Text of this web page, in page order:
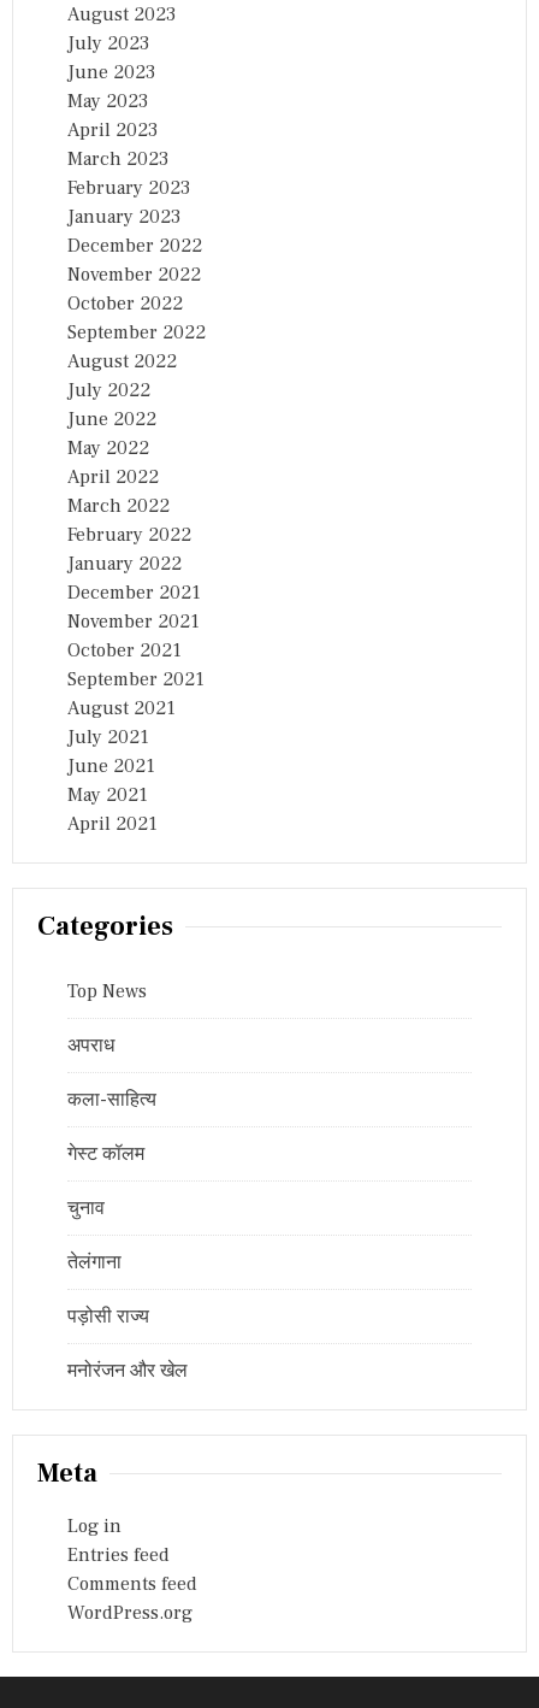
August 2023
July 2023
June 2023
May 2023
April 2023
March 2023
February 2023
January 2023
December 2022
November 2022
October 2022
September 2022
August 2022
July 2022
June 2022
May 2022
April 2022
March 2022
February 2022
January 2022
December 2021
November 2021
October 2021
September 2021
August 2021
July 2021
June 2021
May 2021
April 2021
Categories
Top News
अपराध
कला-साहित्य
गेस्ट कॉलम
चुनाव
तेलंगाना
पड़ोसी राज्य
मनोरंजन और खेल
Meta
Log in
Entries feed
Comments feed
WordPress.org